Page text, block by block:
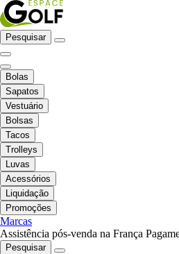
Pesquisar
Bolas
Sapatos
Vestuário
Bolsas
Tacos
Trolleys
Luvas
Acessórios
Liquidação
Promoções
Marcas
Assistência pós-venda na França
Pesquisar